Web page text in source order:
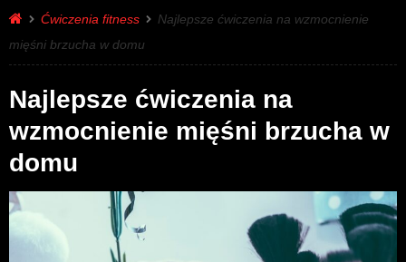
Ćwiczenia fitness
Najlepsze ćwiczenia na wzmocnienie
mięśni brzucha w domu
Najlepsze ćwiczenia na
wzmocnienie mięśni brzucha w
domu